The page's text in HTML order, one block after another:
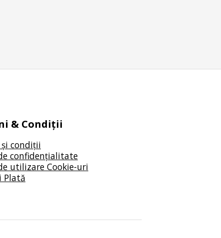
& Condiții
condiții
confidențialitate
utilizare Cookie-uri
Plată